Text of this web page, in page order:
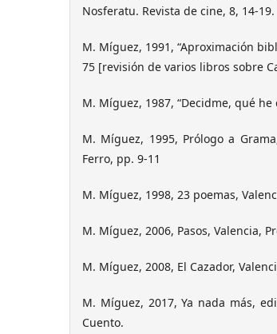
Nosferatu. Revista de cine, 8, 14-19.
M. Míguez, 1991, “Aproximación
75 [revisión de varios libros sobre
M. Míguez, 1987, “Decidme, qué he
M. Míguez, 1995, Prólogo a
Ferro, pp. 9-11
M. Míguez, 1998, 23 poemas,
M. Míguez, 2006, Pasos, Valencia,
M. Míguez, 2008, El Cazador,
M. Míguez, 2017, Ya nada más,
Cuento.